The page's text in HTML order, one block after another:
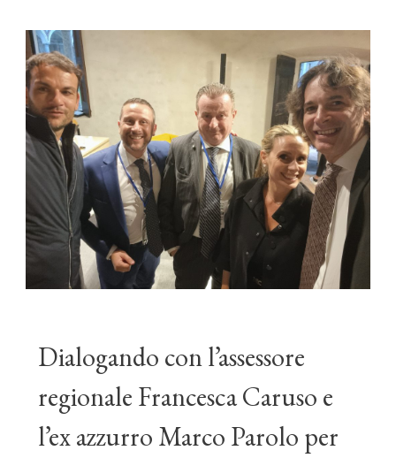
Dialogando con l’assessore
regionale Francesca Caruso e
l’ex azzurro Marco Parolo per